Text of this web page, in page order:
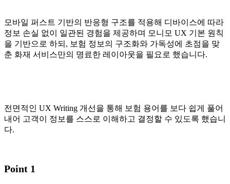
모바일 퍼스트 기반의 반응형 구조를 적용해 디바이스에 따라
정보 손실 없이 일관된 경험을 제공하며 모니모 UX 기본 원칙
을 기반으로 하되, 보험 정보의 구조화와 가독성에 초점을 맞
춘 화재 서비스만의 명료한 레이아웃을 필요로 했습니다.
전면적인 UX Writing 개선을 통해 보험 용어를 보다 쉽게 풀어
내어 고객이 정보를 스스로 이해하고 결정할 수 있도록 했습니
다.
Point 1